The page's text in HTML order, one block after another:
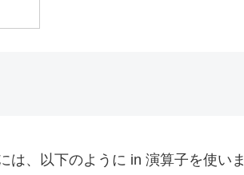
は、以下のように in 演算子を使いま